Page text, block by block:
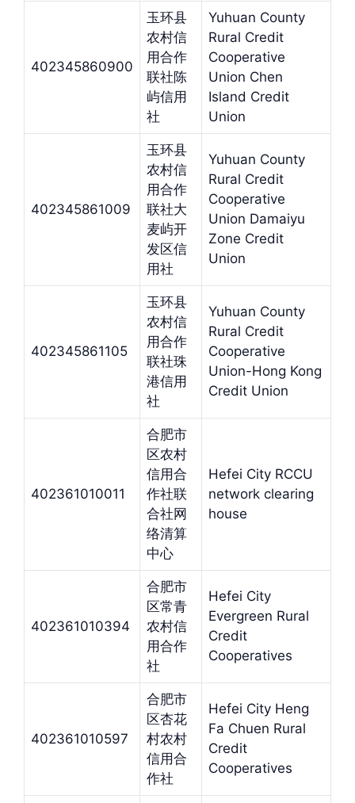
402345860900
玉环县
农村信
用合作
联社陈
屿信用
社
Yuhuan County
Rural Credit
Cooperative
Union Chen
Island Credit
Union
402345861009
玉环县
农村信
用合作
联社大
麦屿开
发区信
用社
Yuhuan County
Rural Credit
Cooperative
Union Damaiyu
Zone Credit
Union
402345861105
玉环县
农村信
用合作
联社珠
港信用
社
Yuhuan County
Rural Credit
Cooperative
Union-Hong Kong
Credit Union
402361010011
合肥市
区农村
信用合
作社联
合社网
络清算
中心
Hefei City RCCU
network clearing
house
402361010394
合肥市
区常青
农村信
用合作
社
Hefei City
Evergreen Rural
Credit
Cooperatives
402361010597
合肥市
区杏花
村农村
信用合
作社
Hefei City Heng
Fa Chuen Rural
Credit
Cooperatives